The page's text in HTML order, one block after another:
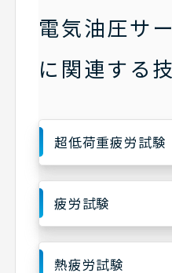
電気油圧サ
に関連する
超低荷重疲労試験
疲労試験
熱疲労試験